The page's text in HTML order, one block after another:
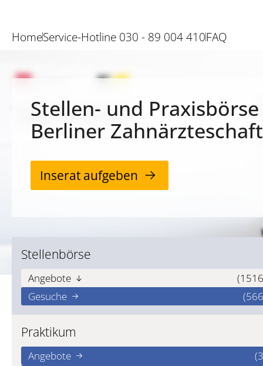
HomeService-Hotline 030 - 89 004 410FAQ
Stellen- und
Berliner Zahnärzteschaft
Inserat aufgeben
Stellenbörse
Angebote
Gesuche
Praktikum
Angebote